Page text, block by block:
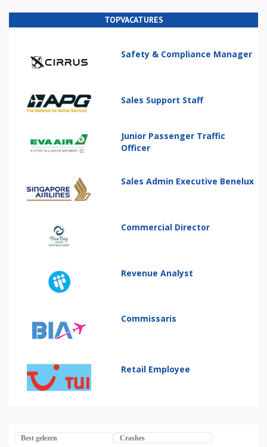
TOPVACATURES
Safety & Compliance Manager
Sales Support Staff
Junior Passenger Traffic
Officer
Sales Admin Executive Benelux
Commercial Director
Revenue Analyst
Commissaris
Retail Employee
Best gelezen Crashes